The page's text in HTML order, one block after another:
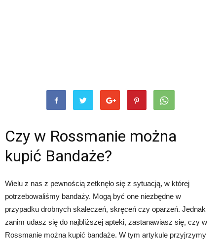
Czy w Rossmanie można
kupić Bandaże?
Wielu z nas z pewnością zetknęło się z sytuacją, w której
potrzebowaliśmy bandaży. Mogą być one niezbędne w
przypadku drobnych skaleczeń, skręceń czy oparzeń. Jednak
zanim udasz się do najbliższej apteki, zastanawiasz się, czy w
Rossmanie można kupić bandaże. W tym artykule przyjrzymy